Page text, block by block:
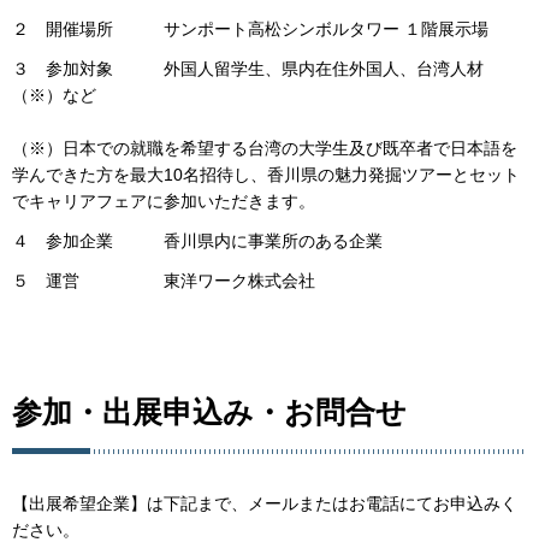
２ 開催場所 サンポート高松シンボルタワー １階展示場
３ 参加対象 外国人留学生、県内在住外国人、台湾人材
（※）など
（※）日本での就職を希望する台湾の大学生及び既卒者で日本語を
学んできた方を最大10名招待し、香川県の魅力発掘ツアーとセット
でキャリアフェアに参加いただきます。
４ 参加企業 香川県内に事業所のある企業
５ 運営 東洋ワーク株式会社
参加・出展申込み・お問合せ
【出展希望企業】は下記まで、メールまたはお電話にてお申込みく
ださい。